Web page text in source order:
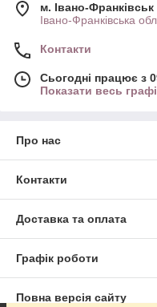
м. Івано-Франківськ
Івано-Франківська
Контакти
Сьогодні працює з
Показати весь
Про нас
Контакти
Доставка та оплата
Графік роботи
Повна версія сайту